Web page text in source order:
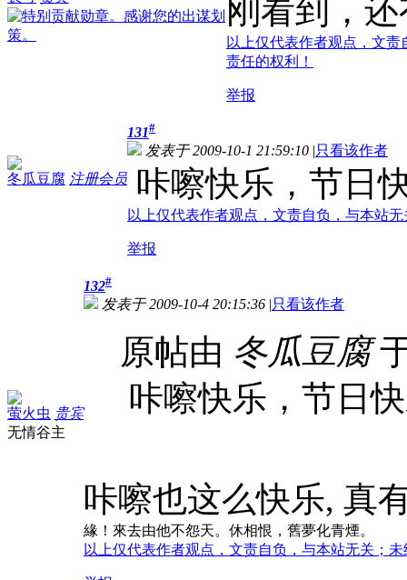
刚看到，
以上仅代表作者观点，文
责任的权利！
举报
冬瓜豆腐 注册会员
131#
发表于 2009-10-1 21:59:10 |只看该作者
咔嚓快乐，节日
以上仅代表作者观点，文责自负，与本站
举报
萤火虫 贵宾
无情谷主
132#
发表于 2009-10-4 20:15:36 |只看该作者
原帖由 冬瓜豆腐
咔嚓快乐，节日
咔嚓也这么快乐, 真
緣！來去由他不怨天。休相恨，舊夢化青煙。
以上仅代表作者观点，文责自负，与本站无关；